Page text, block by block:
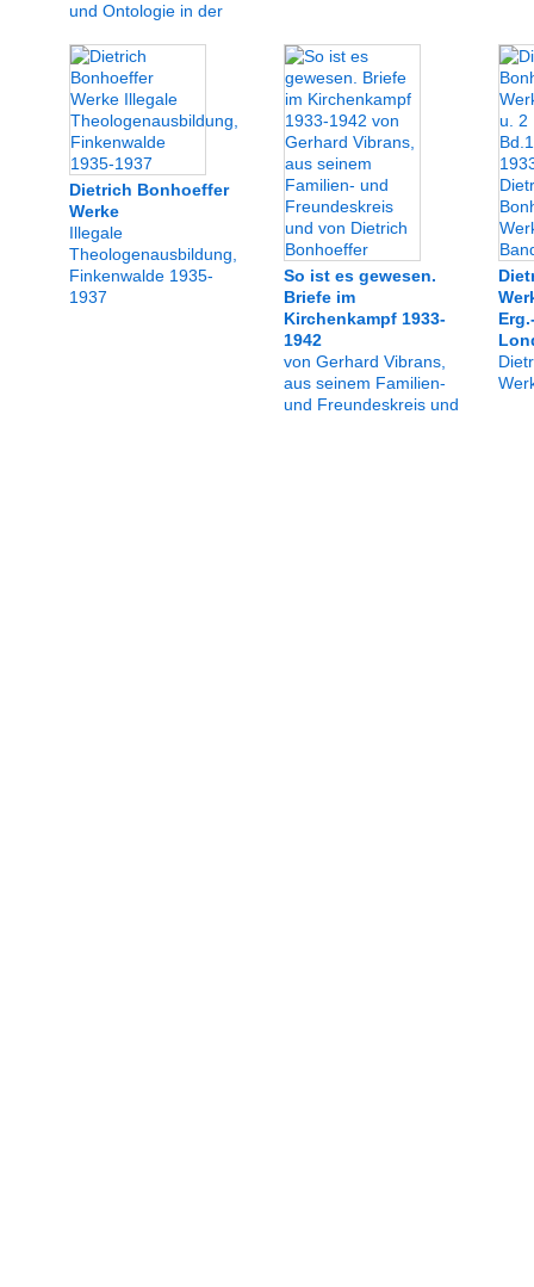
und Ontologie in der
Theologie
Dietrich Bonhoeffer
Werke
Illegale
Theologenausbildung,
Finkenwalde 1935-
1937
So ist es gewesen.
Briefe im
Kirchenkampf 1933-
1942
von Gerhard Vibrans,
aus seinem Familien-
und Freundeskreis und